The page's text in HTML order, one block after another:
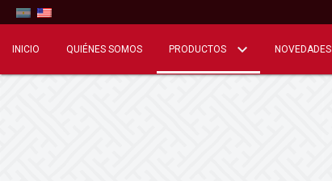
INICIO QUIÉNES SOMOS PRODUCTOS NOVEDADES